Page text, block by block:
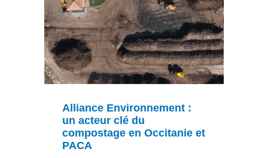
Alliance Environnement :
un acteur clé du
compostage en Occitanie et
PACA